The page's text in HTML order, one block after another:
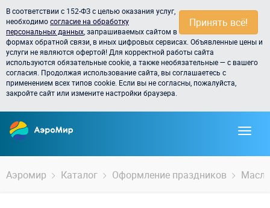
Принять всё!
В соответствии с 152-ФЗ с целью оказания услуг,
необходимосогласие на обработку
персональных данных , запрашиваемых сайтом в
формах обратной связи, в иных цифровых сервисах. Объявленные цены и
услуги не являются офертой! Для корректной работы сайта
используются обязательные cookie, а также необязательные — с вашего
согласия. Продолжая использование сайта, вы соглашаетесь с
применением всех типов cookie. Если вы не согласны, пожалуйста,
закройте сайт или измените настройки браузера.
Аэромир Каталог Оформление праздников